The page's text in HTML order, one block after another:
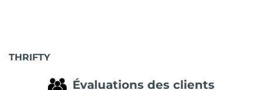
THRIFTY
Évaluations des clients